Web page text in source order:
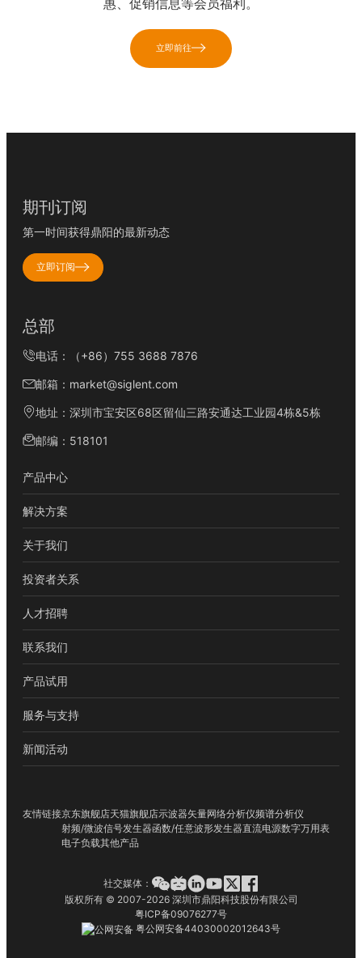
立即前往
期刊订阅
第一时间获得鼎阳的最新动态
立即订阅
总部
电话：（+86）755 3688 7876
邮箱：market@siglent.com
地址：深圳市宝安区68区留仙三路安通达工业园4栋&5栋
邮编：518101
产品中心
解决方案
关于我们
投资者关系
人才招聘
联系我们
产品试用
服务与支持
新闻活动
友情链接京东旗舰店天猫旗舰店示波器矢量网络分析仪频谱分析仪
射频/微波信号发生器函数/任意波形发生器直流电源数字万用表
电子负载其他产品
版权所有 © 2007-2026 深圳市鼎阳科技股份有限公司
粤ICP备09076277号
粤公网安备44030002012643号
社交媒体：